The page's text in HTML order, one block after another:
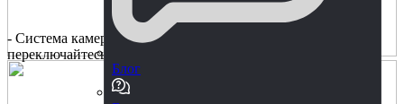
Блог
- Система камер - легко создавайте новые виды камер и
переключайтесь между ними во время игрового процесса.